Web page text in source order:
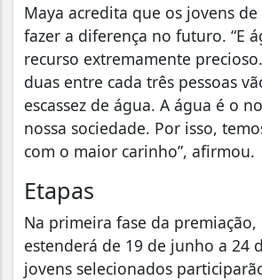
Maya acredita que os jovens
fazer a diferença no futuro. “E
recurso extremamente
duas entre cada três pessoas
escassez de água. A água é o
nossa sociedade. Por isso,
com o maior carinho”, afirmou.
Etapas
Na primeira fase da premiação,
estenderá de 19 de junho a 24
jovens selecionados